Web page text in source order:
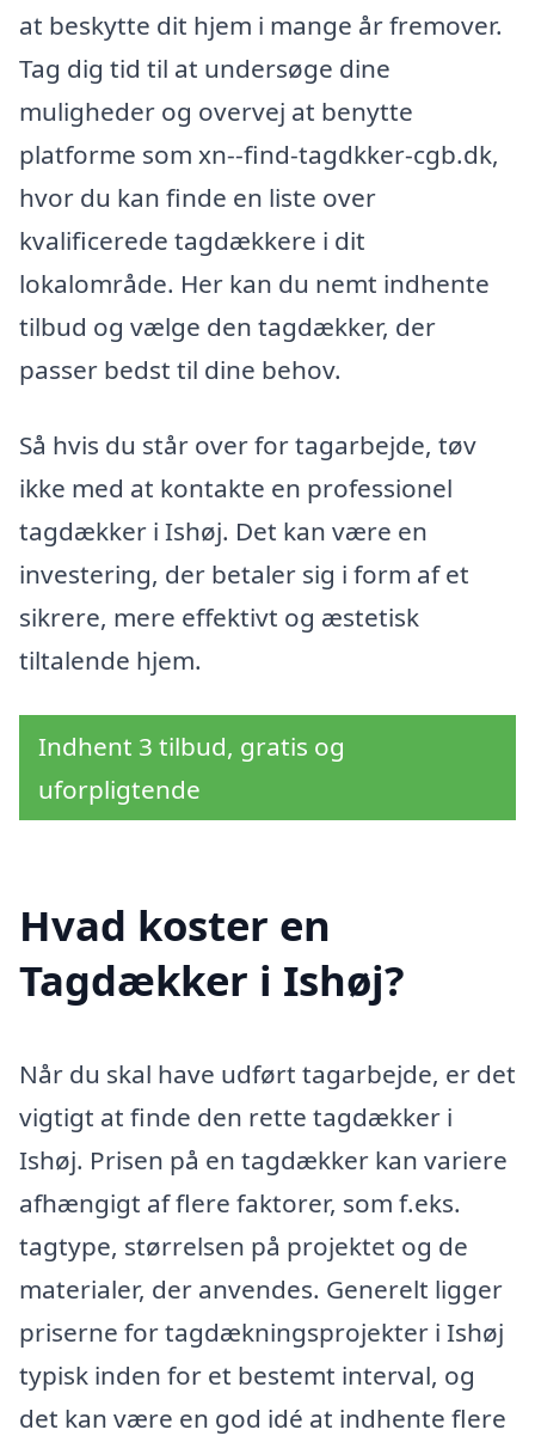
at beskytte dit hjem i mange år fremover.
Tag dig tid til at undersøge dine
muligheder og overvej at benytte
platforme som xn--find-tagdkker-cgb.dk,
hvor du kan finde en liste over
kvalificerede tagdækkere i dit
lokalområde. Her kan du nemt indhente
tilbud og vælge den tagdækker, der
passer bedst til dine behov.
Så hvis du står over for tagarbejde, tøv
ikke med at kontakte en professionel
tagdækker i Ishøj. Det kan være en
investering, der betaler sig i form af et
sikrere, mere effektivt og æstetisk
tiltalende hjem.
Indhent 3 tilbud, gratis og
uforpligtende
Hvad koster en
Tagdækker i Ishøj?
Når du skal have udført tagarbejde, er det
vigtigt at finde den rette tagdækker i
Ishøj. Prisen på en tagdækker kan variere
afhængigt af flere faktorer, som f.eks.
tagtype, størrelsen på projektet og de
materialer, der anvendes. Generelt ligger
priserne for tagdækningsprojekter i Ishøj
typisk inden for et bestemt interval, og
det kan være en god idé at indhente flere